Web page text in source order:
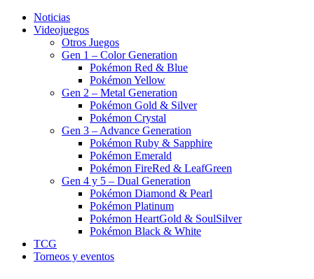
Noticias
Videojuegos
Otros Juegos
Gen 1 – Color Generation
Pokémon Red & Blue
Pokémon Yellow
Gen 2 – Metal Generation
Pokémon Gold & Silver
Pokémon Crystal
Gen 3 – Advance Generation
Pokémon Ruby & Sapphire
Pokémon Emerald
Pokémon FireRed & LeafGreen
Gen 4 y 5 – Dual Generation
Pokémon Diamond & Pearl
Pokémon Platinum
Pokémon HeartGold & SoulSilver
Pokémon Black & White
TCG
Torneos y eventos